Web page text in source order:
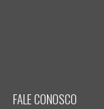
FALE CONOSCO